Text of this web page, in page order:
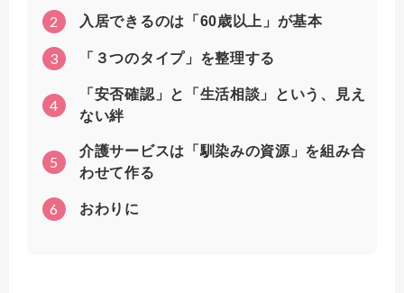
2 入居できるのは「60歳以上」が基本
3 「３つのタイプ」を整理する
4
「安否確認」と「生活相談」という、見え
ない絆
5
介護サービスは「馴染みの資源」を組み合
わせて作る
6 おわりに